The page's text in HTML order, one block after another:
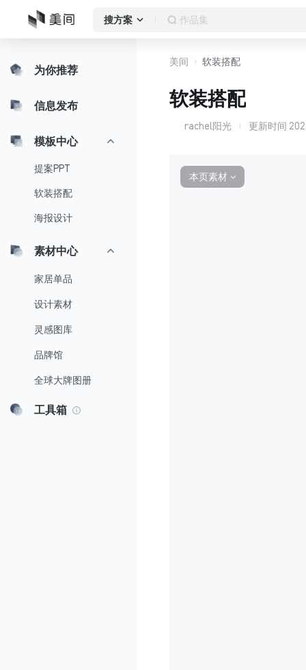
搜方案 作品集
为你推荐
信息发布
模板中心
提案PPT
软装搭配
海报设计
素材中心
家居单品
设计素材
灵感图库
品牌馆
全球大牌图册
工具箱
美间 软装搭配
软装搭配
rachel阳光 更新时间
本页素材 ∨